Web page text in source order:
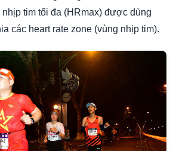
nhịp tim tối đa (HRmax) được dùng
các heart rate zone (vùng nhịp tim).